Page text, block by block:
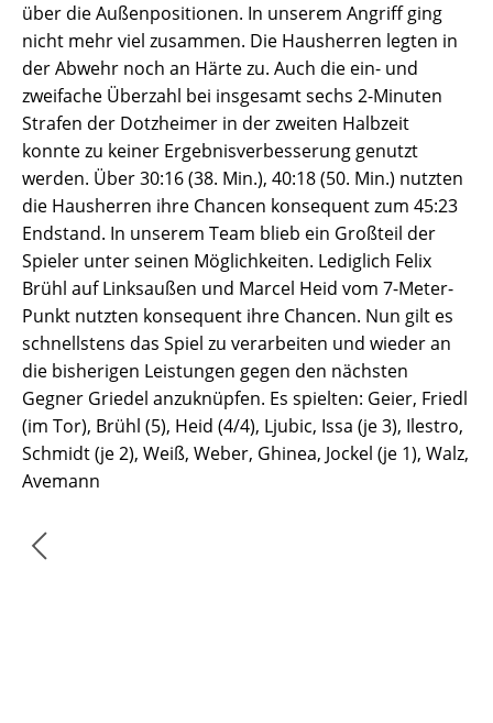
über die Außenpositionen. In unserem Angriff ging
nicht mehr viel zusammen. Die Hausherren legten in
der Abwehr noch an Härte zu. Auch die ein- und
zweifache Überzahl bei insgesamt sechs 2-Minuten
Strafen der Dotzheimer in der zweiten Halbzeit
konnte zu keiner Ergebnisverbesserung genutzt
werden. Über 30:16 (38. Min.), 40:18 (50. Min.) nutzten
die Hausherren ihre Chancen konsequent zum 45:23
Endstand. In unserem Team blieb ein Großteil der
Spieler unter seinen Möglichkeiten. Lediglich Felix
Brühl auf Linksaußen und Marcel Heid vom 7-Meter-
Punkt nutzten konsequent ihre Chancen. Nun gilt es
schnellstens das Spiel zu verarbeiten und wieder an
die bisherigen Leistungen gegen den nächsten
Gegner Griedel anzuknüpfen. Es spielten: Geier, Friedl
(im Tor), Brühl (5), Heid (4/4), Ljubic, Issa (je 3), Ilestro,
Schmidt (je 2), Weiß, Weber, Ghinea, Jockel (je 1), Walz,
Avemann